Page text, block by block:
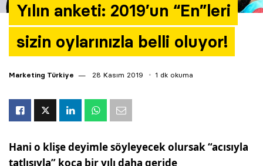
Yılın anketi: 2019’un “En”leri
sizin oylarınızla belli oluyor!
Marketing Türkiye 28 Kasım 2019 1 dk okuma
Hani o klişe deyimle söyleyecek olursak “acısıyla
tatlısıyla” koca bir yılı daha geride